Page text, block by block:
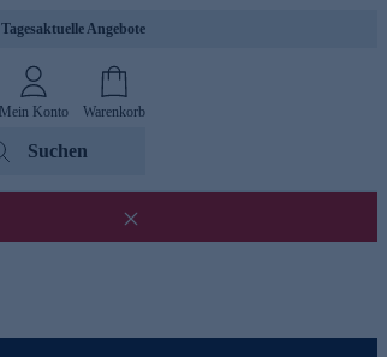
Tagesaktuelle Angebote
Mein Konto Warenkorb
Suchen